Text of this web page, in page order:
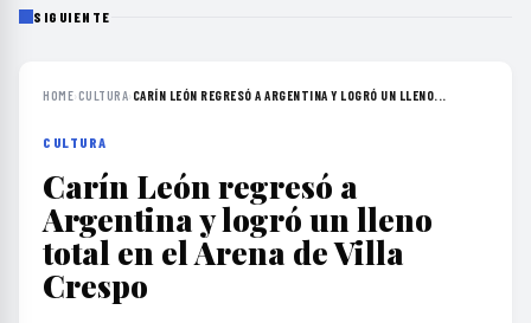
SIGUIENTE
HOME›CULTURA› CARÍN LEÓN REGRESÓ A ARGENTINA Y LOGRÓ UN LLENO...
CULTURA
Carín León regresó a
Argentina y logró un lleno
total en el Arena de Villa
Crespo